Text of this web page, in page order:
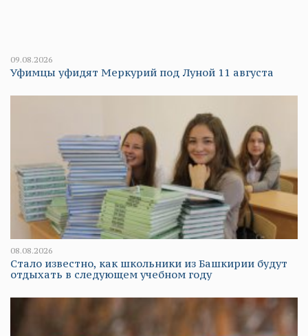
09.08.2026
Уфимцы уфидят Меркурий под Луной 11 августа
08.08.2026
Стало известно, как школьники из Башкирии будут
отдыхать в следующем учебном году